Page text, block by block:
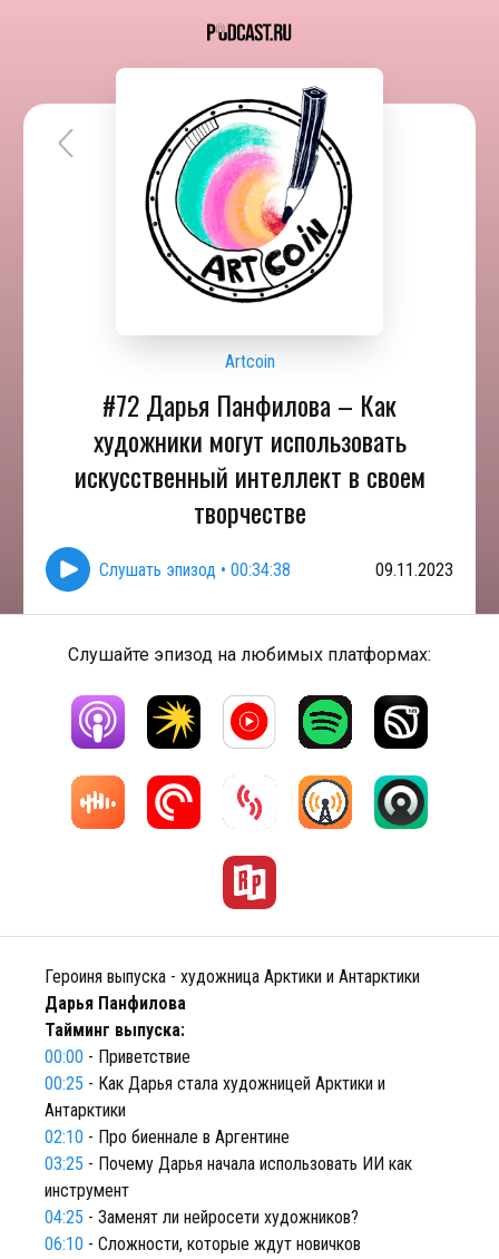
Artcoin
#72 Дарья Панфилова – Как
художники могут использовать
искусственный интеллект в своем
творчестве
Слушать эпизод • 00:34:38 09.11.2023
Слушайте эпизод на любимых платформах:
Героиня выпуска - художница Арктики и Антарктики
Дарья Панфилова
Тайминг выпуска:
00:00 - Приветствие
00:25 - Как Дарья стала художницей Арктики и
Антарктики
02:10 - Про биеннале в Аргентине
03:25 - Почему Дарья начала использовать ИИ как
инструмент
04:25 - Заменят ли нейросети художников?
06:10 - Сложности, которые ждут новичков